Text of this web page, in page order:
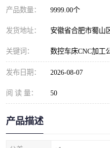
产品数量： 9999.00个
发货地址： 安徽省合肥市蜀山
关键词： 数控车床CNC加工
发布日期： 2026-08-07
阅 读 量： 50
产品描述